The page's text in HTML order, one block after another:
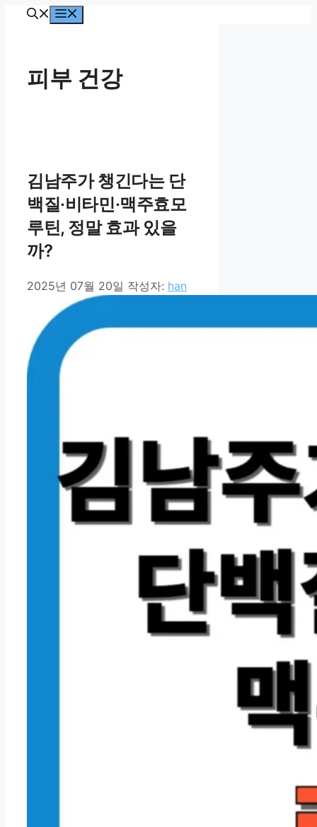
피부 건강
김남주가 챙긴다는 단
백질·비타민·맥주효모
루틴, 정말 효과 있을
까?
2025년 07월 20일 작성자: han